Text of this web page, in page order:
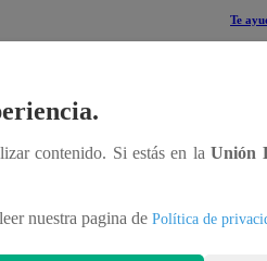
Te
contenido. Si estás en laUnión
nuestra pagina de Política de